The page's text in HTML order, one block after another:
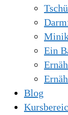
Ein
Blog